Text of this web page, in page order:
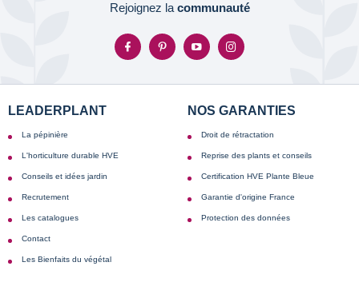
Rejoignez la communauté
LEADERPLANT
La pépinière
L'horticulture durable HVE
Conseils et idées jardin
Recrutement
Les catalogues
Contact
Les Bienfaits du végétal
NOS GARANTIES
Droit de rétractation
Reprise des plants et conseils
Certification HVE Plante Bleue
Garantie d'origine France
Protection des données